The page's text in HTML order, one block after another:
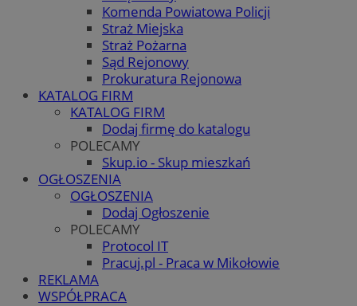
Komenda Powiatowa Policji
Straż Miejska
Straż Pożarna
Sąd Rejonowy
Prokuratura Rejonowa
KATALOG FIRM
KATALOG FIRM
Dodaj firmę do katalogu
POLECAMY
Skup.io - Skup mieszkań
OGŁOSZENIA
OGŁOSZENIA
Dodaj Ogłoszenie
POLECAMY
Protocol IT
Pracuj.pl - Praca w Mikołowie
REKLAMA
WSPÓŁPRACA